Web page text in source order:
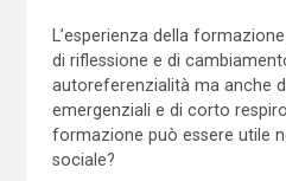
L’esperienza della
di riflessione e di
autoreferenzialità ma anche
emergenziali e di corto
formazione può essere utile
sociale?